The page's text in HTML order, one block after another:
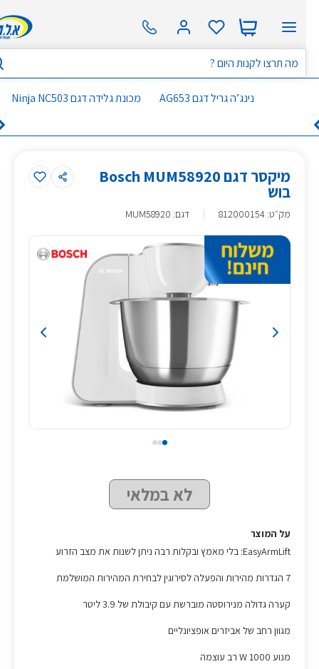
נינג’ה גריל דגם AG653 מכונת גלידה דגם Ninja NC503
מיקסר דגם Bosch MUM58920
בוש
מק״ט:
812000154 דגם: MUM58920
לא במלאי
על המוצר
EasyArmLift: בלי מאמץ ובקלות רבה ניתן לשנות את מצב הזרוע
קערה גדולה מנירוסטה מוברשת עם קיבולת של 3.9 ליטר
מגוון רחב של אביזרים אופציונליים
מנוע 1000 W רב עוצמה